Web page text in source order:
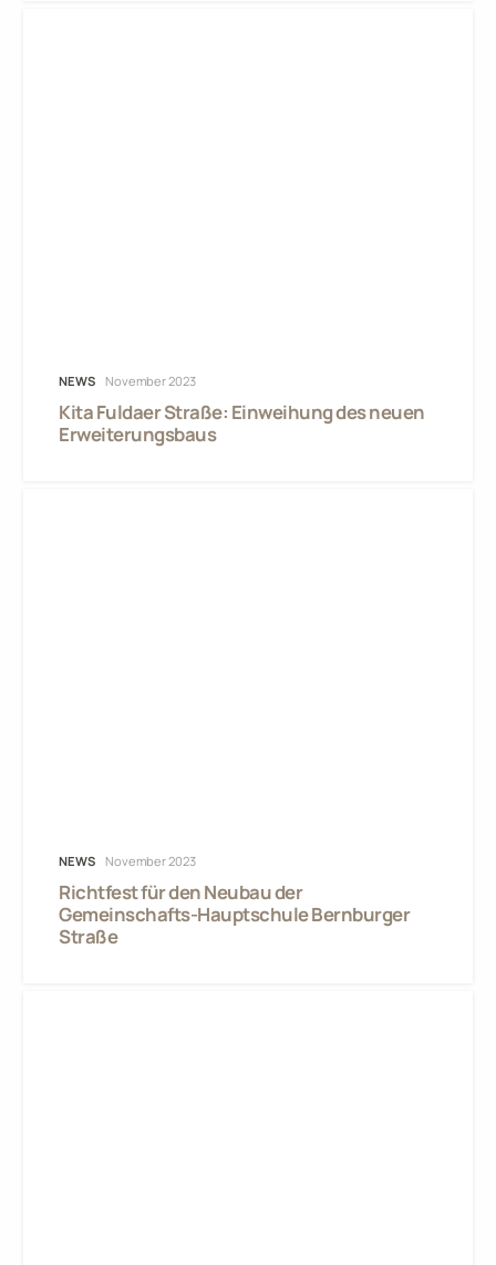
NEWS November 2023
Kita Fuldaer Straße: Einweihung des neuen
Erweiterungsbaus
NEWS November 2023
Richtfest für den Neubau der
Gemeinschafts-Hauptschule Bernburger
Straße